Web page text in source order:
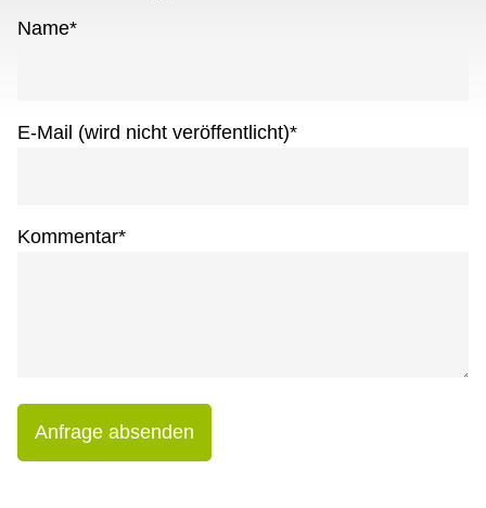
Name*
E-Mail (wird nicht veröffentlicht)*
Kommentar*
Anfrage absenden